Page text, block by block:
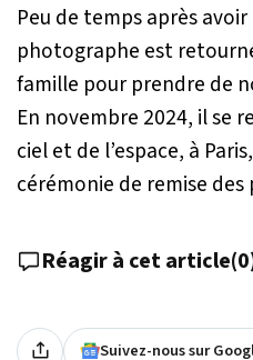
Peu de temps après
photographe est
famille pour prendre de
En novembre 2024, il se
ciel et de l’espace, à
cérémonie de remise des
Réagir à cet article(0
Suivez-nous sur